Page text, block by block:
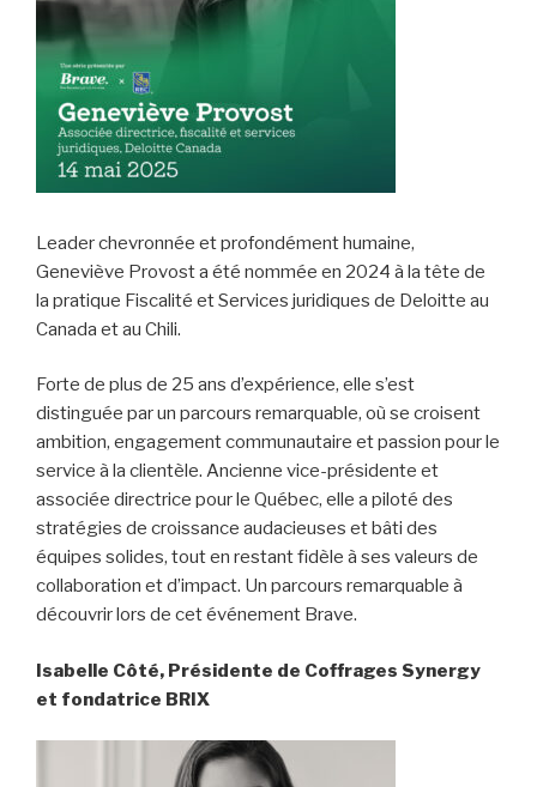
Leader chevronnée et profondément humaine,
Geneviève Provost a été nommée en 2024 à la tête de
la pratique Fiscalité et Services juridiques de Deloitte au
Canada et au Chili.
Forte de plus de 25 ans d’expérience, elle s’est
distinguée par un parcours remarquable, où se croisent
ambition, engagement communautaire et passion pour le
service à la clientèle. Ancienne vice-présidente et
associée directrice pour le Québec, elle a piloté des
stratégies de croissance audacieuses et bâti des
équipes solides, tout en restant fidèle à ses valeurs de
collaboration et d’impact. Un parcours remarquable à
découvrir lors de cet événement Brave.
Isabelle Côté, Présidente de Coffrages Synergy
et fondatrice BRIX